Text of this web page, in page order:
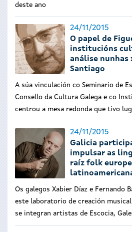
deste ano
24/11/2015
O papel de
institucións
análise nunhas
Santiago
A súa vinculación co Seminario de
Consello da Cultura Galega e co
centrou a mesa redonda que tivo
24/11/2015
Galicia
impulsar as
raíz folk
Os galegos Xabier Díaz e Fernando
este laboratorio de creación
se integran artistas de Escocia,